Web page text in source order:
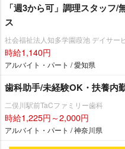
「週3から可」調理スタッフ
ス
社会福祉法人知多学園葭池 デイサー
時給1,140円
アルバイト・パート / 愛知県
歯科助手/未経験OK・扶養内
二俣川駅前TaCファミリー歯科
時給1,225円～2,000円
アルバイト・パート / 神奈川県